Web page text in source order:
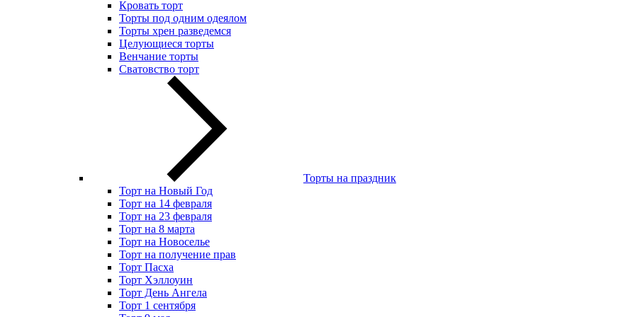
Кровать торт
Торты под одним одеялом
Торты хрен разведемся
Целующиеся торты
Венчание торты
Сватовство торт
Торты на праздник
Торт на Новый Год
Торт на 14 февраля
Торт на 23 февраля
Торт на 8 марта
Торт на Новоселье
Торт на получение прав
Торт Пасха
Торт Хэллоуин
Торт День Ангела
Торт 1 сентября